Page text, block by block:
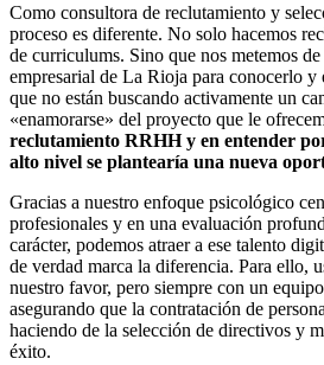
Como consultora de reclutamiento y
proceso es diferente. No solo hacemos
de curriculums. Sino que nos metemos
empresarial de La Rioja para conocerlo y
que no están buscando activamente un
«enamorarse» del proyecto que le
reclutamiento RRHH y en entender
alto nivel se plantearía una nueva
Gracias a nuestro enfoque psicológico
profesionales y en una evaluación
carácter, podemos atraer a ese talento
de verdad marca la diferencia. Para ello,
nuestro favor, pero siempre con un
asegurando que la contratación de
haciendo de la selección de directivos y
éxito.